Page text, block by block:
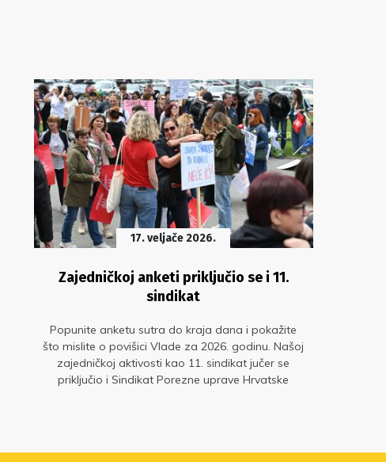
17. veljače 2026.
Zajedničkoj anketi priključio se i 11.
sindikat
Popunite anketu sutra do kraja dana i pokažite
što mislite o povišici Vlade za 2026. godinu. Našoj
zajedničkoj aktivosti kao 11. sindikat jučer se
priključio i Sindikat Porezne uprave Hrvatske